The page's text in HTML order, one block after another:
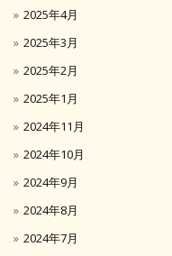
2025年4月
2025年3月
2025年2月
2025年1月
2024年11月
2024年10月
2024年9月
2024年8月
2024年7月